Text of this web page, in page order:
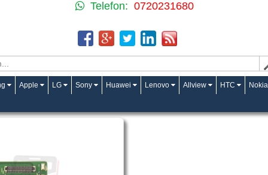
Telefon: 0720231680
Apple LG Sony Huawei Lenovo Allview HTC Nokia